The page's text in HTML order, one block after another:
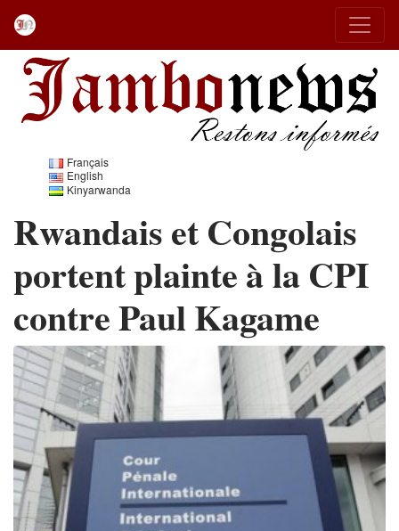
Français
English
Kinyarwanda
Rwandais et Congolais
portent plainte à la CPI
contre Paul Kagame